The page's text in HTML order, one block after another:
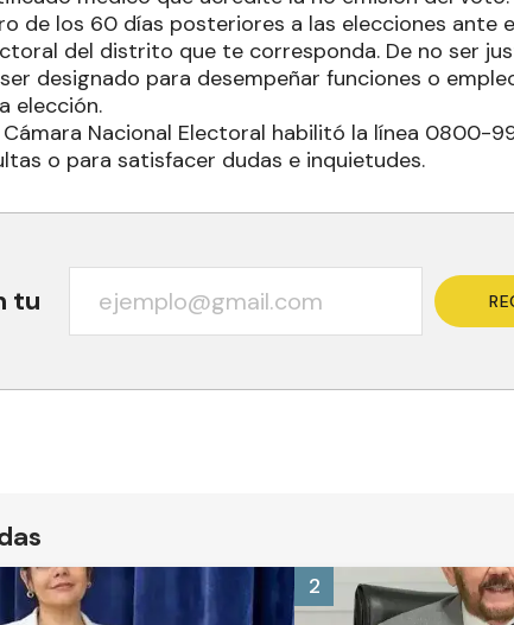
de los 60 días posteriores a las elecciones ante
del distrito que te corresponda. De no ser
designado para desempeñar funciones o
elección.
Nacional Electoral habilitó la línea 0800-
o para satisfacer dudas e inquietudes.
tu
2